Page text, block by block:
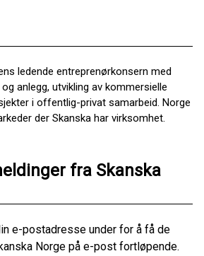
ledende entreprenørkonsern med
anlegg, utvikling av kommersielle
i offentlig-privat samarbeid. Norge
der Skanska har virksomhet.
fra Skanska
e-postadresse under for å få de
Norge på e-post fortløpende.